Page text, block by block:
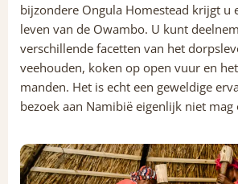
bijzondere Ongula Homestead krijgt u
leven van de Owambo. U kunt
verschillende facetten van het
veehouden, koken op open vuur en
manden. Het is echt een geweldige
bezoek aan Namibië eigenlijk niet mag